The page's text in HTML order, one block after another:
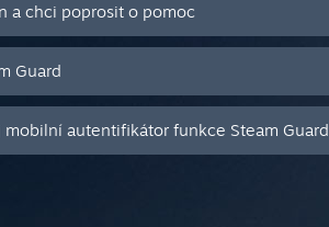
a chci poprosit o pomoc
Guard
autentifikátor funkce Steam Guard